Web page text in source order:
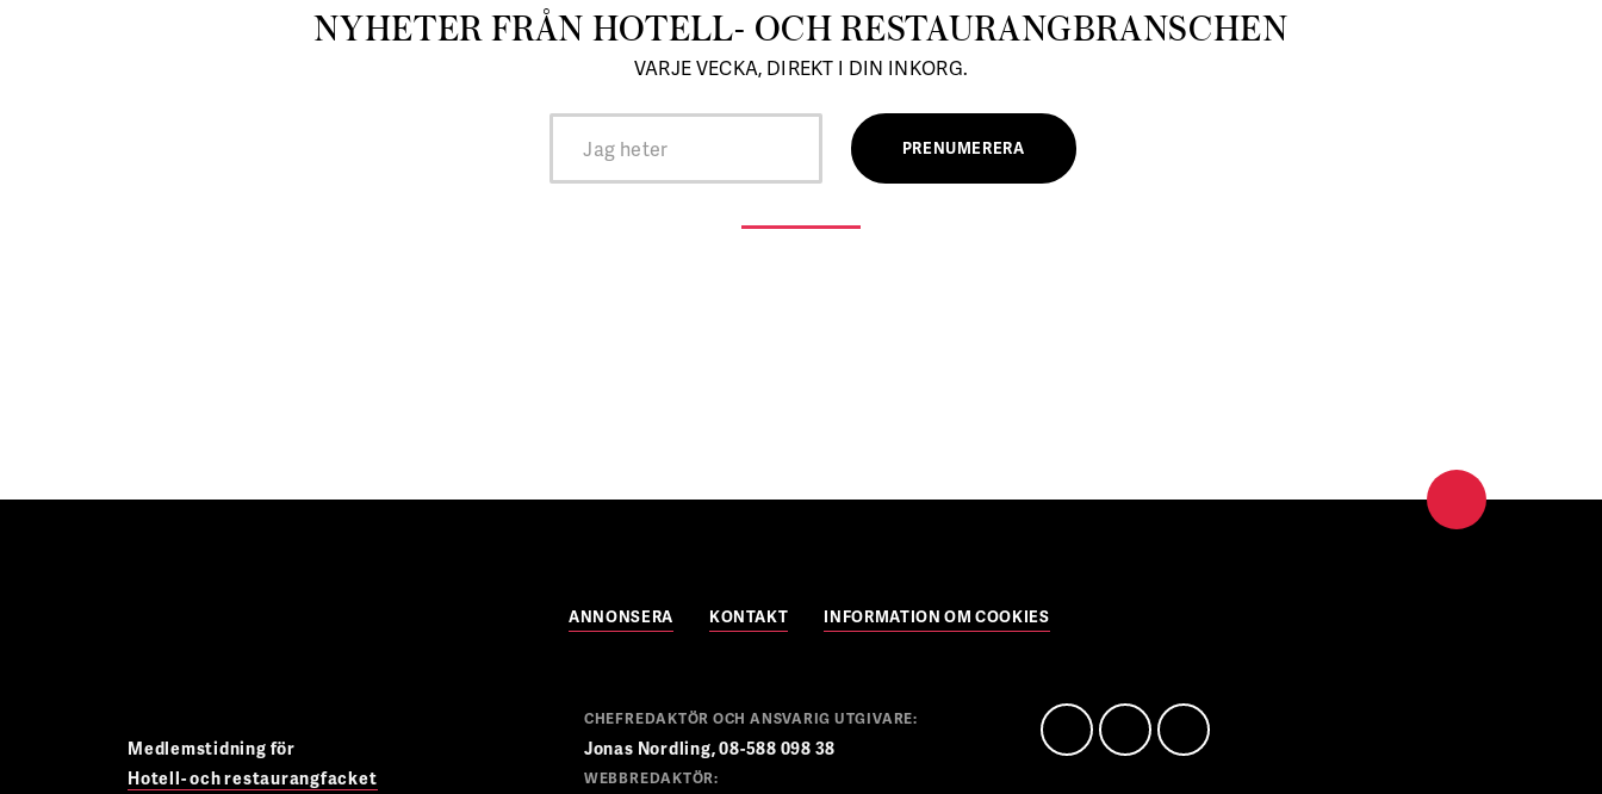
NYHETER FRÅN HOTELL- OCH RESTAURANGBRANSCHEN
VARJE VECKA, DIREKT I DIN INKORG.
ANNONSERA KONTAKT INFORMATION OM COOKIES
Medlemstidning för
Hotell- och restaurangfacket
CHEFREDAKTÖR OCH ANSVARIG UTGIVARE:
Jonas Nordling, 08-588 098 38
WEBBREDAKTÖR: